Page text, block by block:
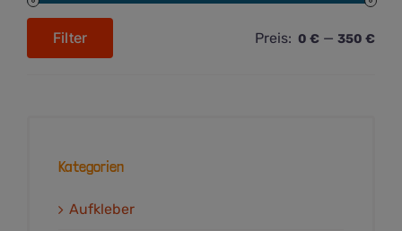
Max.
Filter Preis: 0 € — 350 €
Kategorien
Aufkleber